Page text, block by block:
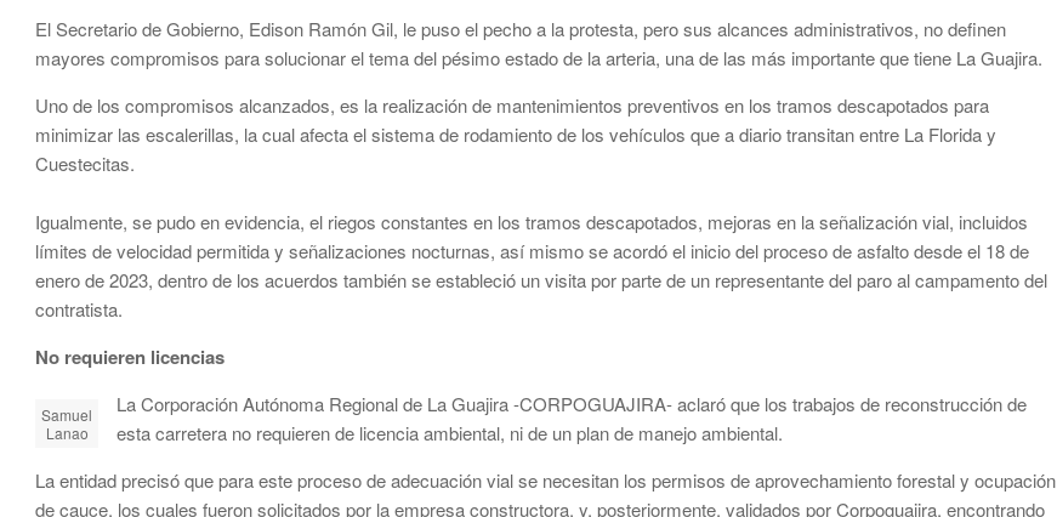
El Secretario de Gobierno, Edison Ramón Gil, le puso el pecho a la protesta, pero sus alcances administrativos, no definen
mayores compromisos para solucionar el tema del pésimo estado de la arteria, una de las más importante que tiene La Guajira.
Uno de los compromisos alcanzados, es la realización de mantenimientos preventivos en los tramos descapotados para
minimizar las escalerillas, la cual afecta el sistema de rodamiento de los vehículos que a diario transitan entre La Florida y
Cuestecitas.
Igualmente, se pudo en evidencia, el riegos constantes en los tramos descapotados, mejoras en la señalización vial, incluidos
límites de velocidad permitida y señalizaciones nocturnas, así mismo se acordó el inicio del proceso de asfalto desde el 18 de
enero de 2023, dentro de los acuerdos también se estableció un visita por parte de un representante del paro al campamento del
contratista.
No requieren licencias
Samuel
Lanao
La Corporación Autónoma Regional de La Guajira -CORPOGUAJIRA- aclaró que los trabajos de reconstrucción de
esta carretera no requieren de licencia ambiental, ni de un plan de manejo ambiental.
La entidad precisó que para este proceso de adecuación vial se necesitan los permisos de aprovechamiento forestal y ocupación
de cauce, los cuales fueron solicitados por la empresa constructora, y, posteriormente, validados por Corpoguajira, encontrando